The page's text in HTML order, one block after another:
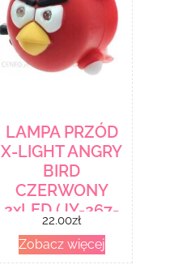
LAMPA PRZÓD
X-LIGHT ANGRY
BIRD
CZERWONY
2xLED (JY-267-
N)
22.00zł
Zobacz więcej